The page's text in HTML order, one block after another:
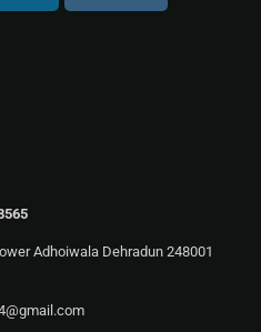
Adhoiwala Dehradun 248001